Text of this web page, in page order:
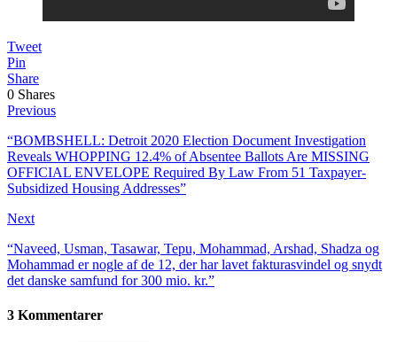
Tweet
Pin
Share
0 Shares
Previous
“BOMBSHELL: Detroit 2020 Election Document Investigation
Reveals WHOPPING 12.4% of Absentee Ballots Are MISSING
OFFICIAL ENVELOPE Required By Law From 51 Taxpayer-
Subsidized Housing Addresses”
Next
“Naveed, Usman, Tasawar, Tepu, Mohammad, Arshad, Shadza og
Mohammad er nogle af de 12, der har lavet fakturasvindel og snydt
det danske samfund for 300 mio. kr.”
3 Kommentarer